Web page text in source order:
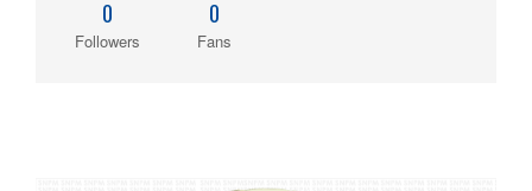
0
Followers
0
Fans